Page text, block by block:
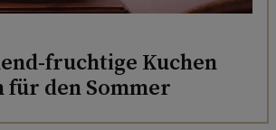
fruchtige Kuchen
für den Sommer